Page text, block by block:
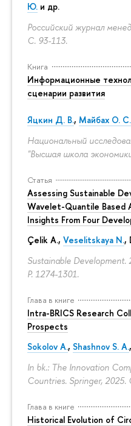
Ю. и др.
Российский журнал
С. 93-113.
Книга
Информационные
сценарии развития
Яцкин Д. В., Майбах О. С.
Национальный
"Высшая школа
Статья
Assessing Sustainable
Wavelet-Quantile Based
Insights From Four
Çelik A., Veselitskaya N.,
Sustainable Development.
P. 1274-1301.
Глава в книге
Intra-BRICS Research
Prospects
Sokolov A., Shashnov S. A.,
In bk.: The Innovation
Countries. Springer, 2025.
Глава в книге
Historical Evolution of